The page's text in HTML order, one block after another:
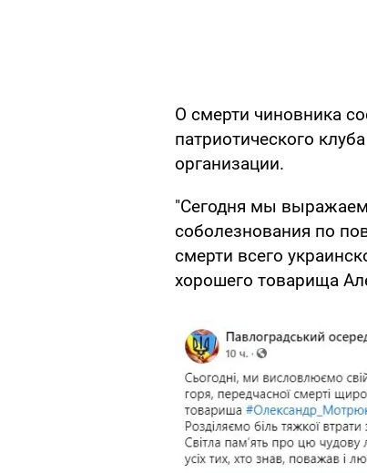
О смерти чиновника
патриотического
организации.
"Сегодня мы
соболезнования по
смерти всего
хорошего товарища